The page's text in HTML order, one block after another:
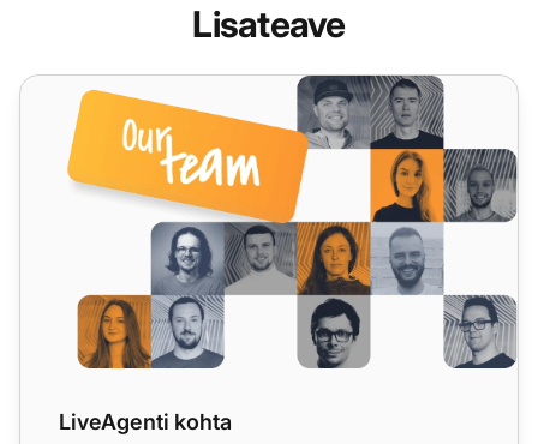
Lisateave
LiveAgenti kohta
LiveAgenti kohta